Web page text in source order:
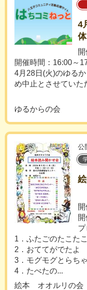
4
開催時間：16:00～
4月28日(火)のゆる
め中止とさせていた
ゆるからの会
公
1．ふたごのたこた
2．おててがでたよ
3．モグモグとらち
4．たべたの...
絵本 オオルリの会